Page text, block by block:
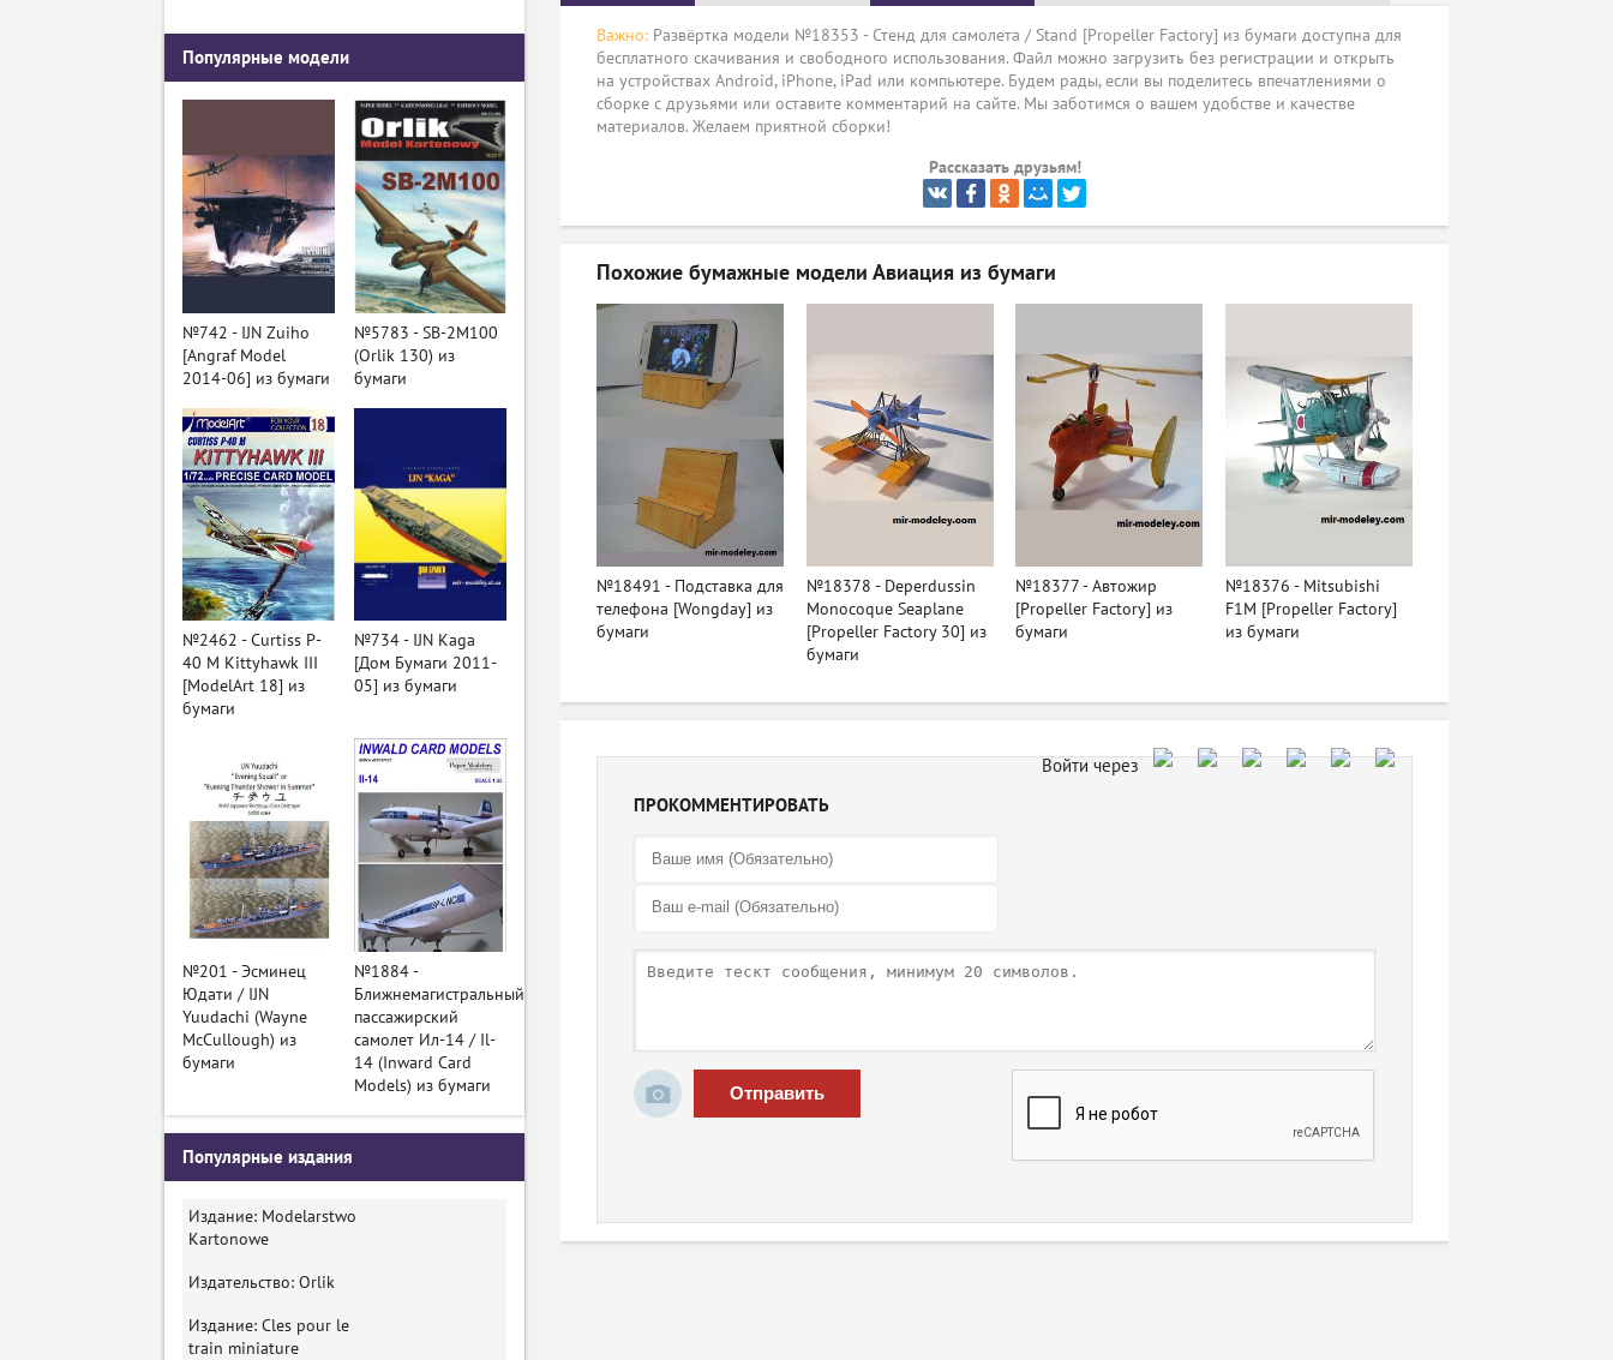
Важно: Развёртка модели №18353 - Стенд для самолета / Stand [Propeller Factory] из бумаги доступна для
бесплатного скачивания и свободного использования. Файл можно загрузить без регистрации и открыть
на устройствах Android, iPhone, iPad или компьютере. Будем рады, если вы поделитесь впечатлениями о
сборке с друзьями или оставите комментарий на сайте. Мы заботимся о вашем удобстве и качестве
материалов. Желаем приятной сборки!
Рассказать друзьям!
Похожие бумажные модели Авиация из бумаги
№18491 - Подставка для
телефона [Wongday] из
бумаги
№18378 - Deperdussin
Monocoque Seaplane
[Propeller Factory 30] из
бумаги
№18377 - Автожир
[Propeller Factory] из
бумаги
№18376 - Mitsubishi
F1M [Propeller Factory]
из бумаги
ПРОКОММЕНТИРОВАТЬ
Отправить
Популярные модели
№742 - IJN Zuiho
[Angraf Model
2014-06] из бумаги
№5783 - SB-2M100
(Orlik 130) из
бумаги
№2462 - Curtiss P-
40 M Kittyhawk III
[ModelArt 18] из
бумаги
№734 - IJN Kaga
[Дом Бумаги 2011-
05] из бумаги
№201 - Эсминец
Юдати / IJN
Yuudachi (Wayne
McCullough) из
бумаги
№1884 -
Ближнемагистральный
пассажирский
самолет Ил-14 / Il-
14 (Inward Card
Models) из бумаги
Популярные издания
Издание: Modelarstwo
Kartonowe
Издательство: Orlik
Издание: Cles pour le
train miniature